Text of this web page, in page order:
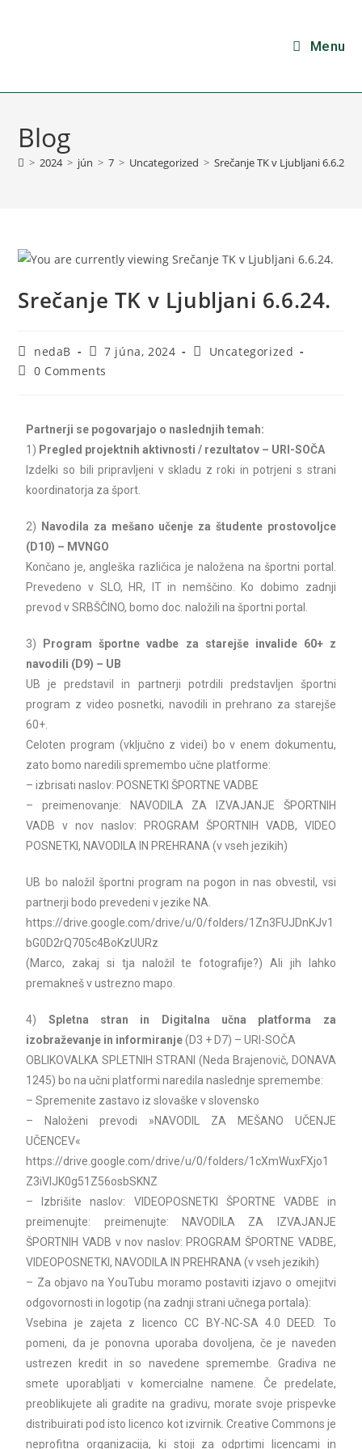
Menu
Blog
> 2024 > jún > 7 > Uncategorized > Srečanje TK v Ljubljani 6.6.24.
Srečanje TK v Ljubljani 6.6.24.
nedaB 7 júna, 2024
Uncategorized
0 Comments
Partnerji se pogovarjajo o naslednjih temah:
1) Pregled projektnih aktivnosti / rezultatov – URI-SOČA
Izdelki so bili pripravljeni v skladu z roki in potrjeni s strani
koordinatorja za šport.
2)
Navodila za mešano učenje za študente prostovoljce
(D10) – MVNGO
Končano je, angleška različica je naložena na športni portal.
Prevedeno v SLO, HR, IT in nemščino. Ko dobimo zadnji
prevod v SRBŠČINO, bomo doc. naložili na športni portal.
3) Program športne vadbe za starejše invalide 60+ z
navodili (D9) – UB
UB je predstavil in partnerji potrdili predstavljen športni
program z video posnetki, navodili in prehrano za starejše
60+.
Celoten program (vključno z videi) bo v enem dokumentu,
zato bomo naredili spremembo učne platforme:
– izbrisati naslov: POSNETKI ŠPORTNE VADBE
– preimenovanje: NAVODILA ZA IZVAJANJE ŠPORTNIH
VADB v nov naslov: PROGRAM ŠPORTNIH VADB, VIDEO
POSNETKI, NAVODILA IN PREHRANA (v vseh jezikih)
UB bo naložil športni program na pogon in nas obvestil, vsi
partnerji bodo prevedeni v jezike NA.
https://drive.google.com/drive/u/0/folders/1Zn3FUJDnKJv1
bG0D2rQ705c4BoKzUURz
(Marco, zakaj si tja naložil te fotografije?) Ali jih lahko
premakneš v ustrezno mapo.
4) Spletna stran in Digitalna učna platforma za
izobraževanje in informiranje(D3 + D7) – URI-SOČA
OBLIKOVALKA SPLETNIH STRANI (Neda Brajenovič, DONAVA
1245) bo na učni platformi naredila naslednje spremembe:
– Spremenite zastavo iz slovaške v slovensko
– Naloženi prevodi »NAVODIL ZA MEŠANO UČENJE
UČENCEV«
https://drive.google.com/drive/u/0/folders/1cXmWuxFXjo1
Z3iVIJK0g51Z56osbSKNZ
– Izbrišite naslov: VIDEOPOSNETKI ŠPORTNE VADBE in
preimenujte: preimenujte: NAVODILA ZA IZVAJANJE
ŠPORTNIH VADB v nov naslov: PROGRAM ŠPORTNE VADBE,
VIDEOPOSNETKI, NAVODILA IN PREHRANA (v vseh jezikih)
– Za objavo na YouTubu moramo postaviti izjavo o omejitvi
odgovornosti in logotip (na zadnji strani učnega portala):
Vsebina je zajeta z licenco CC BY-NC-SA 4.0 DEED. To
pomeni, da je ponovna uporaba dovoljena, če je naveden
ustrezen kredit in so navedene spremembe. Gradiva ne
smete uporabljati v komercialne namene. Če predelate,
preoblikujete ali gradite na gradivu, morate svoje prispevke
distribuirati pod isto licenco kot izvirnik. Creative Commons je
neprofitna organizacija, ki stoji za odprtimi licencami in